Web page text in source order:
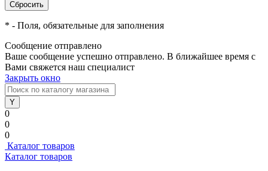
* - Поля, обязательные для заполнения
Сообщение отправлено
Ваше сообщение успешно отправлено. В ближайшее время с
Вами свяжется наш специалист
Закрыть окно
0
0
0
Каталог товаров
Каталог товаров